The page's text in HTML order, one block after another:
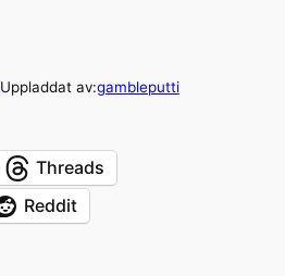
Uppladdat av:gambleputti
Threads
Reddit